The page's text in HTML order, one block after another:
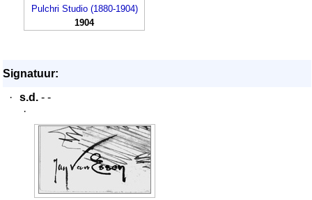
Pulchri Studio (1880-1904)
1904
Signatuur:
·
s.d. - -
·